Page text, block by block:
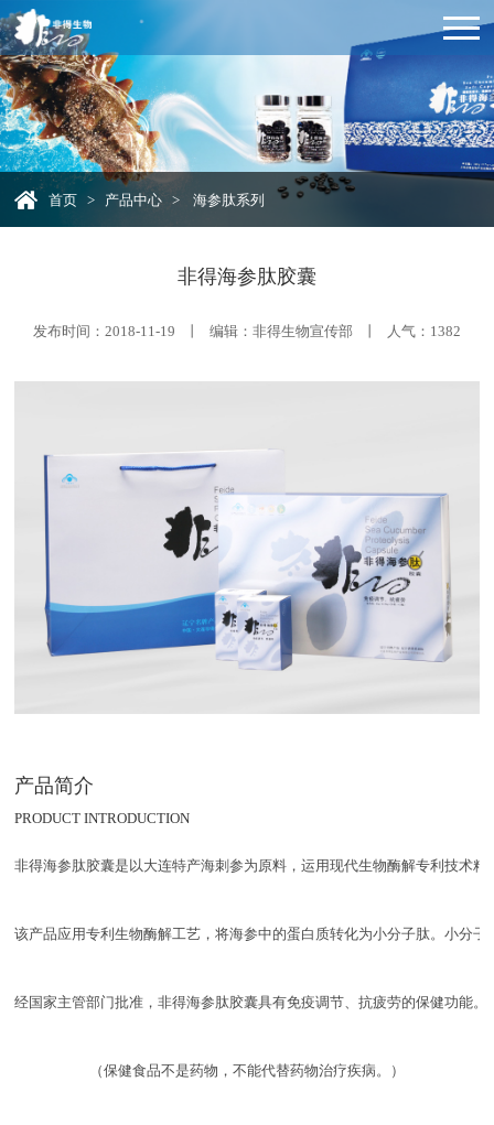
首页 > 产品中心 > 海参肽系列
非得海参肽胶囊
发布时间：2018-11-19 丨 编辑：非得生物宣传部 丨 人气： 1382
产品简介
PRODUCT INTRODUCTION
非得海参肽胶囊是以大连特产海刺参为原料，运用现代生物酶解专利技术
该产品应用专利生物酶解工艺，将海参中的蛋白质转化为小分子肽。小分
经国家主管部门批准，非得海参肽胶囊具有免疫调节、抗疲劳的保健功能。
（保健食品不是药物，不能代替药物治疗疾病。）